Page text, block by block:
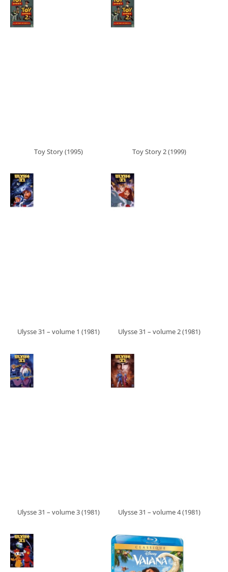
Toy Story (1995) Toy Story 2 (1999)
Ulysse 31 – volume 1 (1981) Ulysse 31 – volume 2 (1981)
Ulysse 31 – volume 3 (1981) Ulysse 31 – volume 4 (1981)